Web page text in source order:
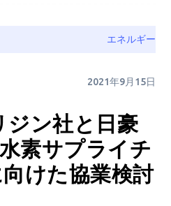
エネルギー
2021年9月15日
ジン社と日豪
素サプライチ
けた協業検討